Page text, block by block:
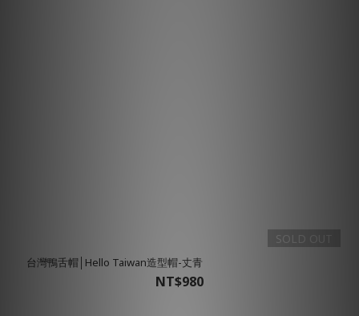
SOLD OUT
台灣鴨舌帽│Hello Taiwan造型帽-丈青
NT$980